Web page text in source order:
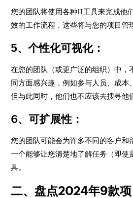
您的团队将使用各种IT工具来完成他
效的工作流程，这些将与您的项目管
5、个性化可视化：
在您的团队（或更广泛的组织）中，
同方面感兴趣，例如参与人员、成本
但与此同时，他们也不应该去搜寻他
6、可扩展性：
您的团队可能会为许多不同的客户和
一个能够让您清楚地了解任务（即使
具。
二、盘点2024年9款